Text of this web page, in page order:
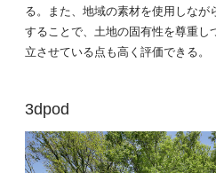
る。また、地域の素材を使用しな
することで、土地の固有性を尊重し
立させている点も高く評価できる。
3dpod